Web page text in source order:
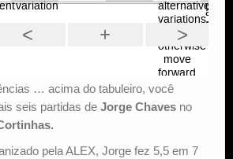
… acima do tabuleiro, você
seis partidas de Jorge Chaves no
pela ALEX, Jorge fez 5,5 em 7